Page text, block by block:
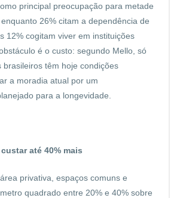
principal preocupação para metade
26% citam a dependência de
12% cogitam viver em instituições
é o custo: segundo Mello, só
brasileiros têm hoje condições
a moradia atual por um
para a longevidade.
até 40% mais
privativa, espaços comuns e
quadrado entre 20% e 40% sobre